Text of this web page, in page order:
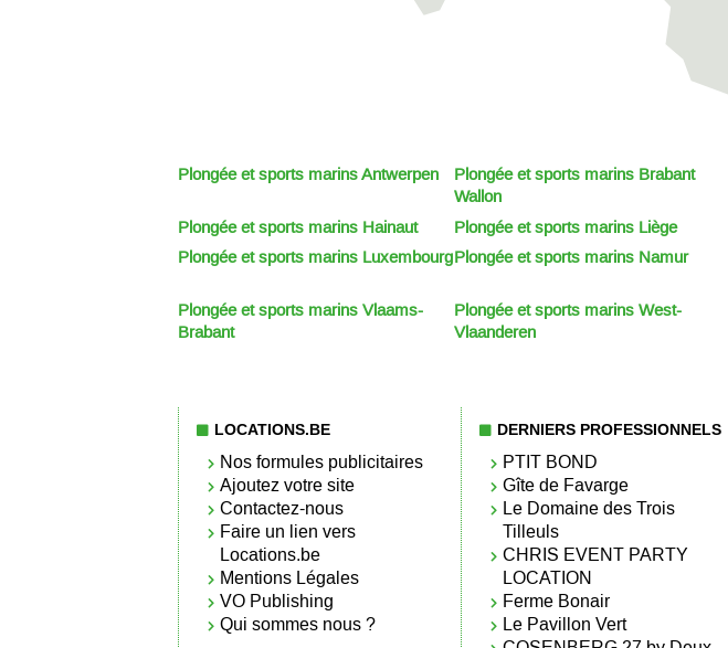
Plongée et sports marins Antwerpen
Plongée et sports marins Brabant
Wallon
Plongée et sports marins Hainaut Plongée et sports marins Liège
Plongée et sports marins LuxembourgPlongée et sports marins Namur
Plongée et sports marins Vlaams-
Brabant
Plongée et sports marins West-
Vlaanderen
LOCATIONS.BE
Nos formules publicitaires
Ajoutez votre site
Contactez-nous
Faire un lien vers
Locations.be
Mentions Légales
VO Publishing
Qui sommes nous ?
DERNIERS PROFESSIONNELS
PTIT BOND
Gîte de Favarge
Le Domaine des Trois
Tilleuls
CHRIS EVENT PARTY
LOCATION
Ferme Bonair
Le Pavillon Vert